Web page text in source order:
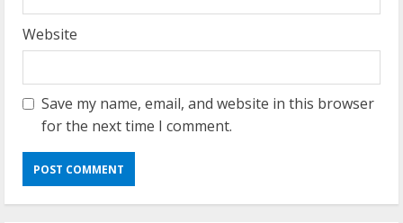
Website
Save my name, email, and website in this browser
for the next time I comment.